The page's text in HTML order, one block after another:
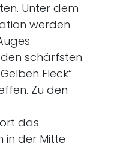
Unter dem
werden
schärfsten
Fleck“
Zu den
das
in der Mitte